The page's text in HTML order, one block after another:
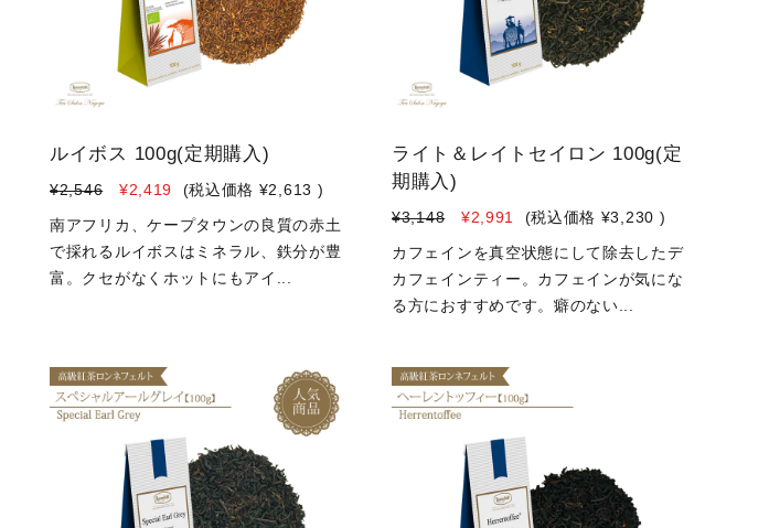
ルイボス 100g(定期購入)
¥2,546 ¥2,419 (税込価格 ¥2,613 )
南アフリカ、ケープタウンの良質の赤土
で採れるルイボスはミネラル、鉄分が豊
富。クセがなくホットにもアイ...
ライト＆レイトセイロン 100g(定
期購入)
¥3,148 ¥2,991 (税込価格 ¥3,230 )
カフェインを真空状態にして除去したデ
カフェインティー。カフェインが気にな
る方におすすめです。癖のない...